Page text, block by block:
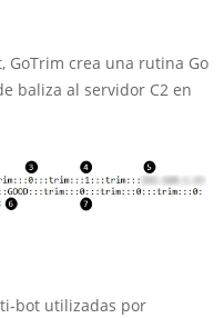
GoTrim crea una rutina Go
baliza al servidor C2 en
bot utilizadas por